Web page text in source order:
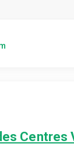
Centres